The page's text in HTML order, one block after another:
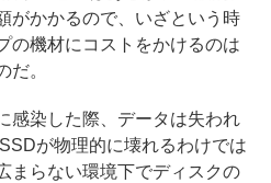
がかかるので、いざという時
の機材にコストをかけるのは
だ。
染した際、データは失われ
が物理的に壊れるわけでは
まらない環境下でディスクの